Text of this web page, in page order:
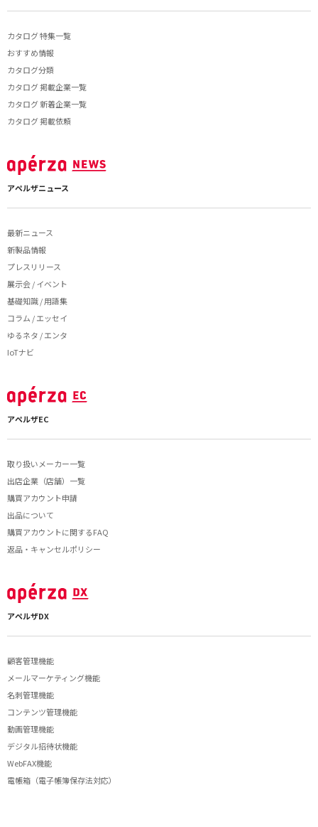
カタログ 特集一覧
おすすめ情報
カタログ分類
カタログ 掲載企業一覧
カタログ 新着企業一覧
カタログ 掲載依頼
アペルザニュース
最新ニュース
新製品情報
プレスリリース
展示会 / イベント
基礎知識 / 用語集
コラム / エッセイ
ゆるネタ / エンタ
IoTナビ
アペルザEC
取り扱いメーカー一覧
出店企業（店舗）一覧
購買アカウント申請
出品について
購買アカウントに関するFAQ
返品・キャンセルポリシー
アペルザDX
顧客管理機能
メールマーケティング機能
名刺管理機能
コンテンツ管理機能
動画管理機能
デジタル招待状機能
WebFAX機能
電帳箱（電子帳簿保存法対応）